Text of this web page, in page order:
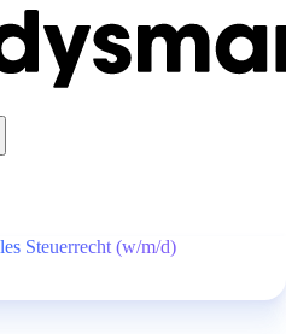
Steuerrecht (w/m/d)